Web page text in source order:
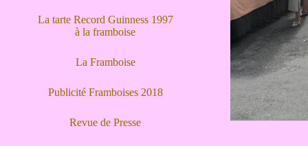
La tarte Record Guinness 1997
à la framboise
La Framboise
Publicité Framboises 2018
Revue de Presse